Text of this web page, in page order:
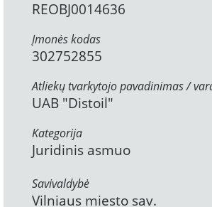
REOBJ0014636
Įmonės kodas
302752855
Atliekų tvarkytojo pavadinimas /
UAB "Distoil"
Kategorija
Juridinis asmuo
Savivaldybė
Vilniaus miesto sav.